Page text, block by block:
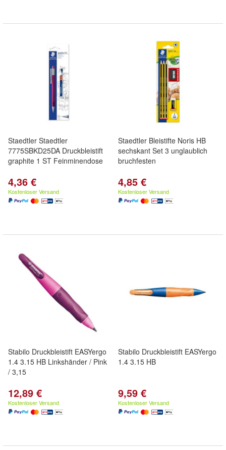
Staedtler Staedtler
7775SBKD25DA Druckbleistift
graphite 1 ST Feinminendose
4,36 €
Kostenloser Versand
Staedtler Bleistifte Noris HB
sechskant Set 3 unglaublich
bruchfesten
4,85 €
Kostenloser Versand
Stabilo Druckbleistift EASYergo
1.4 3.15 HB Linkshänder / Pink
/ 3,15
12,89 €
Kostenloser Versand
Stabilo Druckbleistift EASYergo
1.4 3.15 HB
9,59 €
Kostenloser Versand